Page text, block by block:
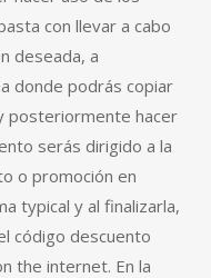
con llevar a cabo
deseada, a
donde podrás copiar
posteriormente hacer
serás dirigido a la
o promoción en
typical y al finalizarla,
código descuento
the internet. En la